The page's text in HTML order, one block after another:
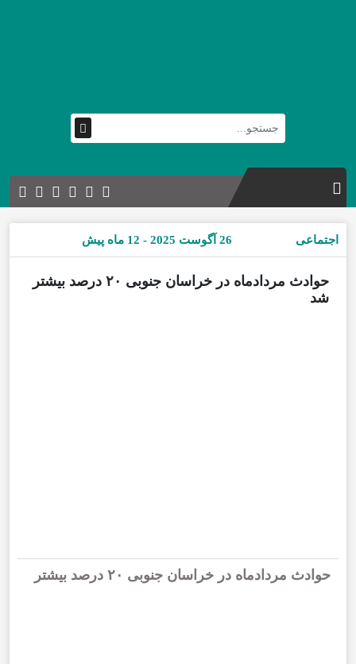
اجتماعی 26 آگوست 2025 - 12 ماه پیش
حوادث مردادماه در خراسان جنوبی ۲۰ درصد بیشتر
شد
حوادث مردادماه در خراسان جنوبی ۲۰ درصد بیشتر